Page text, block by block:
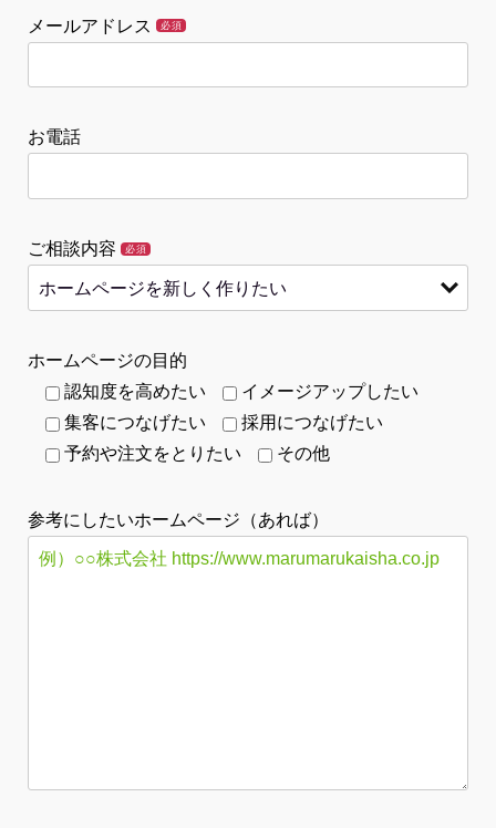
メールアドレス 必須
お電話
ご相談内容 必須
ホームページの目的
認知度を高めたい
イメージアップしたい
集客につなげたい
採用につなげたい
予約や注文をとりたい
その他
参考にしたいホームページ（あれば）